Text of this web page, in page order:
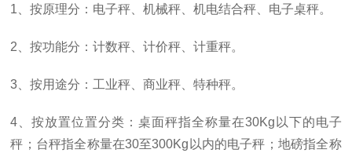
1 、按原理分：电子秤、机械秤、机电结合秤、电子桌秤。
2 、按功能分：计数秤、计价秤、计重秤。
3 、按用途分：工业秤、商业秤、特种秤。
4 、按放置位置分类：桌面秤指全称量在30Kg 以下的电子
秤；台秤指全称量在30至300Kg 以内的电子秤；地磅指全称